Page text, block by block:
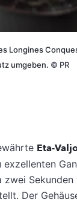
Longines
umgeben. © PR
Eta-
Sekunden
Der